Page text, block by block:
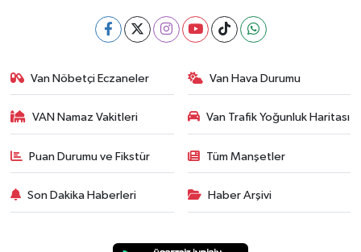
Van Nöbetçi Eczaneler Van Hava Durumu
VAN Namaz Vakitleri Van Trafik Yoğunluk Haritası
Puan Durumu ve Fikstür Tüm Manşetler
Son Dakika Haberleri Haber Arşivi